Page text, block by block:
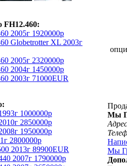
FH12.460:
2005г 1920000р
Globetrotter XL 2003г
2005г 2320000р
2004г 1450000р
2003г 71000EUR
1000000р
2850000р
1950000р
2800000р
2013г 89900EUR
2007г 1790000р
Мы
Мы